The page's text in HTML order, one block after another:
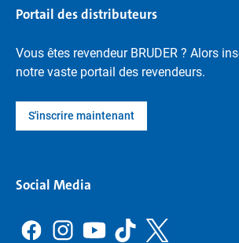
Portail des distributeurs
Vous êtes revendeur BRUDER ? Alors
notre vaste portail des revendeurs.
S'inscrire maintenant
Social Media